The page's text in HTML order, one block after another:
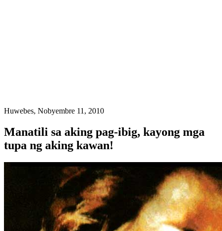
Huwebes, Nobyembre 11, 2010
Manatili sa aking pag-ibig, kayong mga
tupa ng aking kawan!